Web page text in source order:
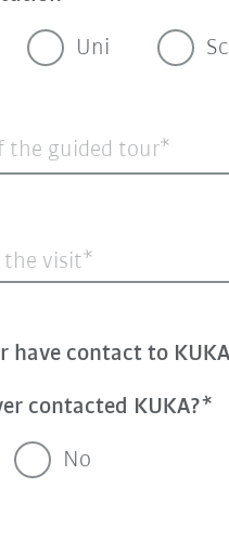
Uni
the guided tour*
the visit
have contact to
contacted KUKA?
No